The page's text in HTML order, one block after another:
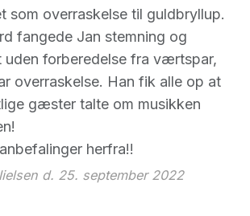
som overraskelse til guldbryllup.
fangede Jan stemning og
uden forberedelse fra værtspar,
overraskelse. Han fik alle op at
gæster talte om musikken
herfra!!
d. 25. september 2022